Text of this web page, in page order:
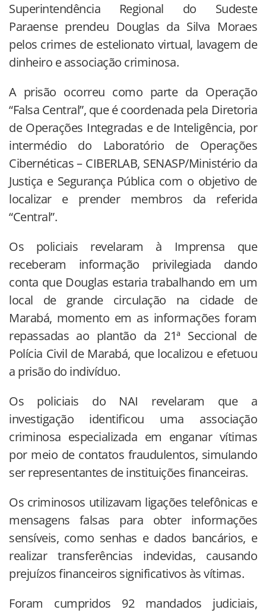
Superintendência Regional do Sudeste
Paraense prendeu Douglas da Silva Moraes
pelos crimes de estelionato virtual, lavagem de
dinheiro e associação criminosa.
A prisão ocorreu como parte da Operação
“Falsa Central”, que é coordenada pela Diretoria
de Operações Integradas e de Inteligência, por
intermédio do Laboratório de Operações
Cibernéticas – CIBERLAB, SENASP/Ministério da
Justiça e Segurança Pública com o objetivo de
localizar e prender membros da referida
“Central”.
Os policiais revelaram à Imprensa que
receberam informação privilegiada dando
conta que Douglas estaria trabalhando em um
local de grande circulação na cidade de
Marabá, momento em as informações foram
repassadas ao plantão da 21ª Seccional de
Polícia Civil de Marabá, que localizou e efetuou
a prisão do indivíduo.
Os policiais do NAI revelaram que a
investigação identificou uma associação
criminosa especializada em enganar vítimas
por meio de contatos fraudulentos, simulando
ser representantes de instituições financeiras.
Os criminosos utilizavam ligações telefônicas e
mensagens falsas para obter informações
sensíveis, como senhas e dados bancários, e
realizar transferências indevidas, causando
prejuízos financeiros significativos às vítimas.
Foram cumpridos 92 mandados judiciais,